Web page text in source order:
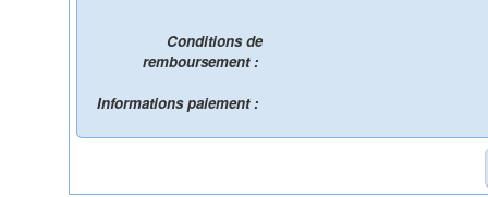
Conditions de
remboursement :
Informations paiement :